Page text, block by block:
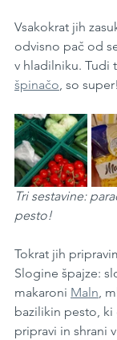
Vsakokrat jih
odvisno pač od
v hladilniku. Tudi
špinačo, so super!
Tri sestavine:
pesto!
Tokrat jih
Slogine špajze:
makaroni Maln,
bazilikin pesto, ki
pripravi in shrani